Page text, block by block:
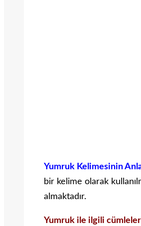
Yumruk Kelimesinin
bir kelime olarak
almaktadır.
Yumruk ile ilgili